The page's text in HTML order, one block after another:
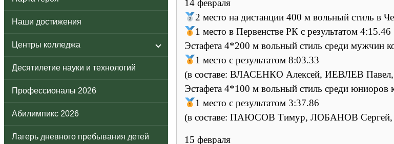
Наши достижения
Центры колледжа
Десятилетие науки и технологий
Профессионалы 2026
Абилимпикс 2026
Лагерь дневного пребывания детей
14 февраля
2 место на дистанции 400 м вольный стиль в
1 место в Первенстве РК с результатом 4:15.46
Эстафета 4*200 м вольный стиль среди мужчин
1 место с результатом 8:03.33
(в составе: ВЛАСЕНКО Алексей, ИЕВЛЕВ
Эстафета 4*100 м вольный стиль среди юниоров
1 место с результатом 3:37.86
(в составе: ПАЮСОВ Тимур, ЛОБАНОВ
15 февраля